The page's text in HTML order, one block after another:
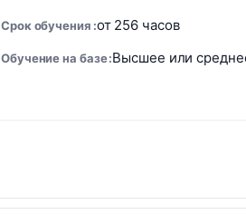
Срок обучения от 256 часов
Обучение на базе Высшее или